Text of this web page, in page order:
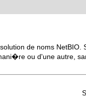
de noms NetBIO.
ou d'une autre,